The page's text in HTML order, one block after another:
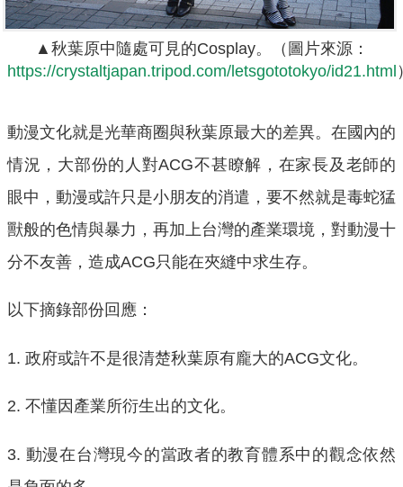
▲秋葉原中隨處可見的Cosplay。（圖片來源：
https://crystaltjapan.tripod.com/letsgototokyo/id21.html
動漫文化就是光華商圈與秋葉原最大的差異。在國內的
情況，大部份的人對ACG不甚瞭解，在家長及老師的
眼中，動漫或許只是小朋友的消遣，要不然就是毒蛇猛
獸般的色情與暴力，再加上台灣的產業環境，對動漫十
分不友善，造成ACG只能在夾縫中求生存。
以下摘錄部份回應：
1. 政府或許不是很清楚秋葉原有龐大的ACG文化。
2. 不懂因產業所衍生出的文化。
3. 動漫在台灣現今的當政者的教育體系中的觀念依然